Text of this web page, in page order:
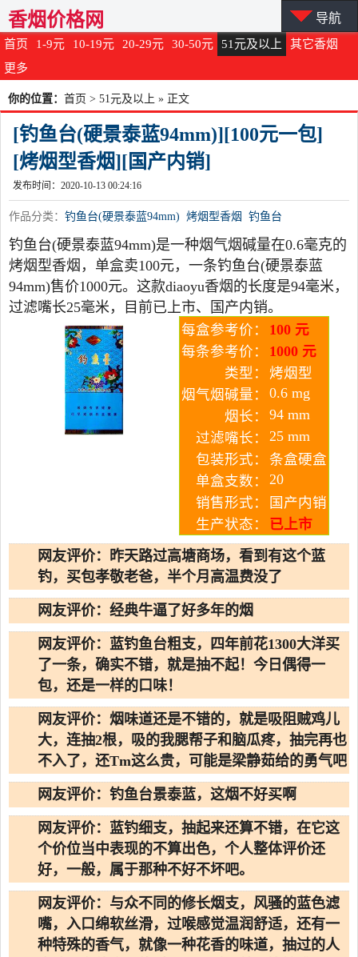
首页 1-9元 10-19元 20-29元 30-50元 51元及以上
其它香烟
更多
香烟价格网 导航
你的位置： 首页 > 51元及以上 » 正文
[钓鱼台(硬景泰蓝94mm)][100元一包]
[烤烟型香烟][国产内销]
发布时间：2020-10-13 00:24:16
作品分类： 钓鱼台(硬景泰蓝94mm) 烤烟型香烟 钓鱼台
钓鱼台(硬景泰蓝94mm)是一种烟气烟碱量在0.6毫克的
烤烟型香烟，单盒卖100元，一条钓鱼台(硬景泰蓝
94mm)售价1000元。这款diaoyu香烟的长度是94毫米，
过滤嘴长25毫米，目前已上市、国产内销。
每盒参考价：
100 元
每条参考价：
1000 元
类型： 烤烟型
烟气烟碱量： 0.6 mg
烟长： 94 mm
过滤嘴长： 25 mm
包装形式： 条盒硬盒
单盒支数： 20
销售形式：
国产内销
生产状态：
已上市
网友评价：昨天路过高塘商场，看到有这个蓝
钓，买包孝敬老爸，半个月高温费没了
网友评价：经典牛逼了好多年的烟
网友评价：蓝钓鱼台粗支，四年前花1300大洋买
了一条，确实不错，就是抽不起！今日偶得一
包，还是一样的口味！
网友评价：烟味道还是不错的，就是吸阻贼鸡儿
大，连抽2根，吸的我腮帮子和脑瓜疼，抽完再也
不入了，还Tm这么贵，可能是梁静茹给的勇气吧
网友评价：钓鱼台景泰蓝，这烟不好买啊
网友评价：蓝钓细支，抽起来还算不错，在它这
个价位当中表现的不算出色，个人整体评价还
好，一般，属于那种不好不坏吧。
网友评价：与众不同的修长烟支，风骚的蓝色滤
嘴，入口绵软丝滑，过喉感觉温润舒适，还有一
种特殊的香气，就像一种花香的味道，抽过的人